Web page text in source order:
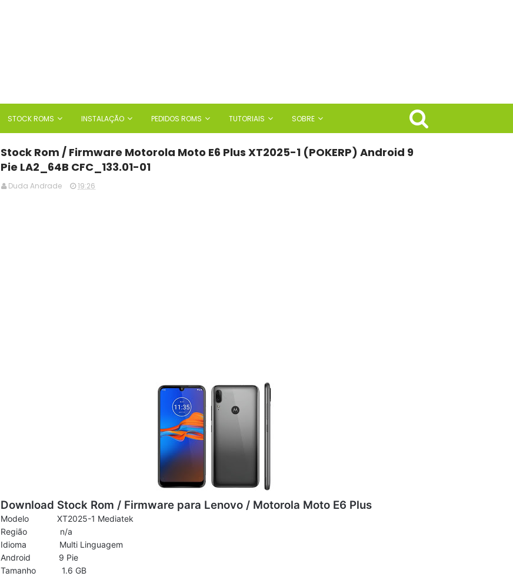
STOCK ROMS INSTALAÇÃO PEDIDOS ROMS TUTORIAIS SOBRE
Stock Rom / Firmware Motorola Moto E6 Plus XT2025-1 (POKERP) Android 9
Pie LA2_64B CFC_133.01-01
Duda Andrade 19:26
Download Stock Rom / Firmware para Lenovo / Motorola Moto E6 Plus
Modelo XT2025-1 Mediatek
Região n/a
Idioma Multi Linguagem
Android 9 Pie
Tamanho 1.6 GB